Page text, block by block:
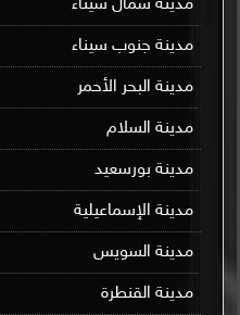
مدينة شمال سيناء
مدينة جنوب سيناء
مدينة البحر الأحمر
مدينة السلام
مدينة بورسعيد
مدينة الإسماعيلية
مدينة السويس
مدينة القنطرة